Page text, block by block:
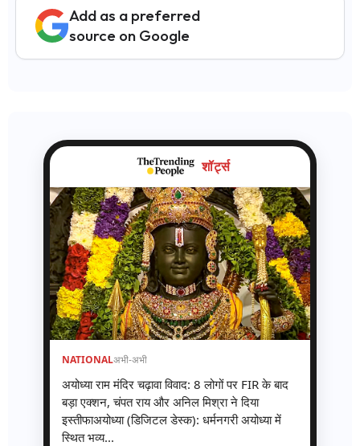
Add as a preferred
source on Google
शॉर्ट्स
NATIONALअभी-अभी
अयोध्या राम मंदिर चढ़ावा विवाद: 8 लोगों पर FIR के बाद
बड़ा एक्शन, चंपत राय और अनिल मिश्रा ने दिया
इस्तीफाअयोध्या (डिजिटल डेस्क): धर्मनगरी अयोध्या में
स्थित भव्य...